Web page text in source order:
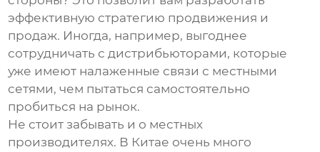
эффективную стратегию продвижения и
продаж. Иногда, например, выгоднее
сотрудничать с дистрибьюторами, которые
уже имеют налаженные связи с местными
сетями, чем пытаться самостоятельно
пробиться на рынок.
Не стоит забывать и о местных
производителях. В Китае очень много